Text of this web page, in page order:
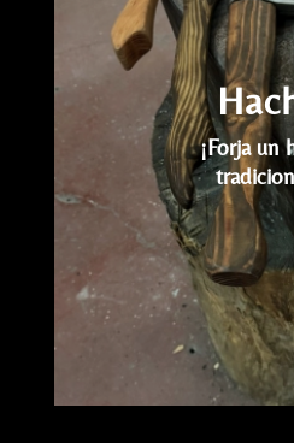
¡Forja un